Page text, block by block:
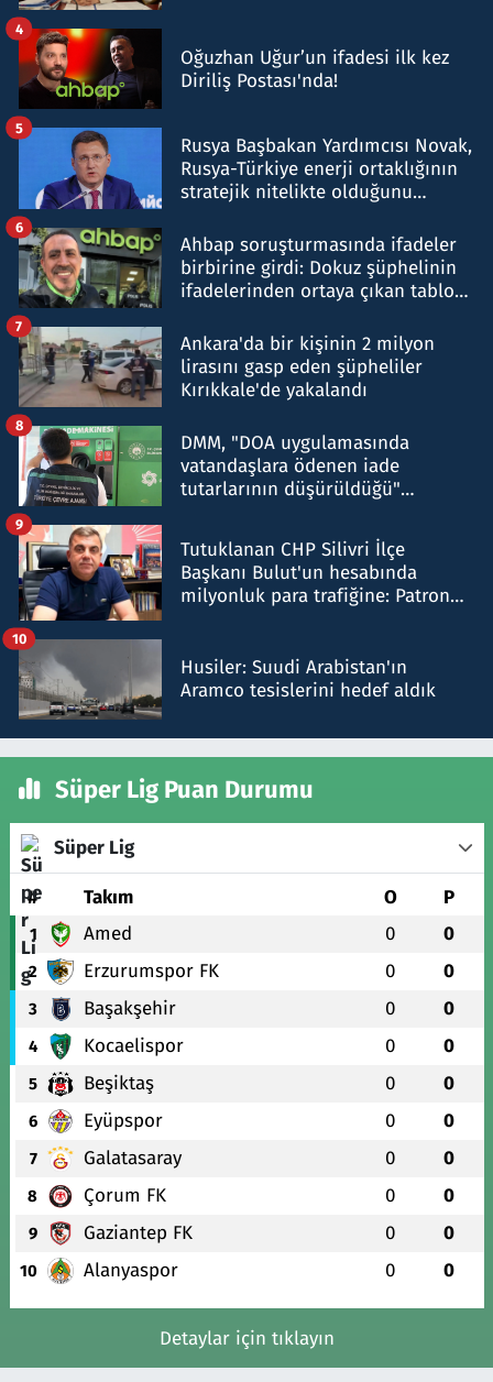
Oğuzhan Uğur’un ifadesi ilk kez
Diriliş Postası'nda!
4
Rusya Başbakan Yardımcısı Novak,
Rusya-Türkiye enerji ortaklığının
stratejik nitelikte olduğunu
5
Ahbap soruşturmasında ifadeler
birbirine girdi: Dokuz şüphelinin
ifadelerinden ortaya çıkan tablo
6
Ankara'da bir kişinin 2 milyon
lirasını gasp eden şüpheliler
Kırıkkale'de yakalandı
7
DMM, "DOA uygulamasında
vatandaşlara ödenen iade
tutarlarının düşürüldüğü"
8
Tutuklanan CHP Silivri İlçe
Başkanı Bulut'un hesabında
milyonluk para trafiğine: Patron
9
Husiler: Suudi Arabistan'ın
Aramco tesislerini hedef aldık
10
Süper Lig Puan Durumu
Süper Lig
# Takım O P
1 Amed 0 0
2 Erzurumspor FK 0 0
3 Başakşehir 0 0
4 Kocaelispor 0 0
5 Beşiktaş 0 0
6 Eyüpspor 0 0
7 Galatasaray 0 0
8 Çorum FK 0 0
9 Gaziantep FK 0 0
10 Alanyaspor 0 0
Detaylar için tıklayın